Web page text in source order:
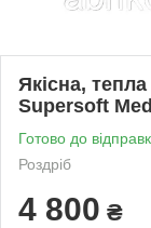
Якісна,
Supersoft
Готово до
Роздріб
4 800 ₴